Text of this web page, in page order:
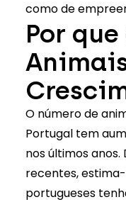
como de
Por
O número de
Portugal tem
nos últimos
recentes, estima-
portugueses